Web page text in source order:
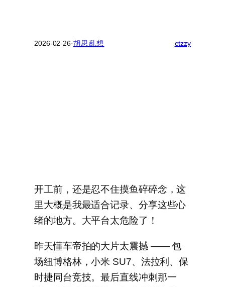
2026-02-26·胡思乱想 etzzy
开工前，还是忍不住摸鱼碎碎念，这
里大概是我最适合记录、分享这些心
绪的地方。大平台太危险了！
昨天懂车帝拍的大片太震撼 —— 包
场纽博格林，小米 SU7、法拉利、保
时捷同台竞技。最后直线冲刺那一